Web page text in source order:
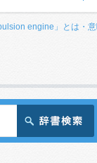
engine」とは・